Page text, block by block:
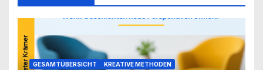
GESAMTÜBERSICHT KREATIVE METHODEN